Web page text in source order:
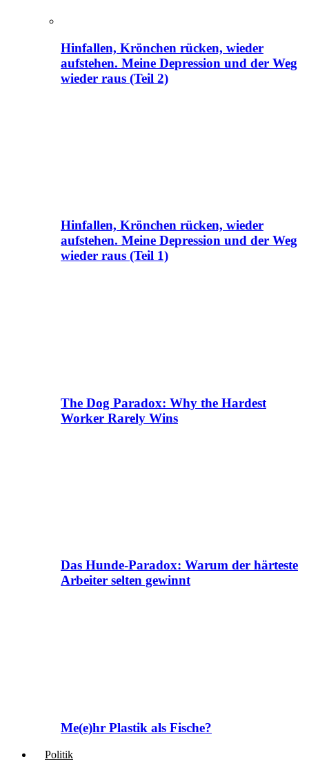
Hinfallen, Krönchen rücken, wieder
aufstehen. Meine Depression und der Weg
wieder raus (Teil 2)
Hinfallen, Krönchen rücken, wieder
aufstehen. Meine Depression und der Weg
wieder raus (Teil 1)
The Dog Paradox: Why the Hardest
Worker Rarely Wins
Das Hunde-Paradox: Warum der härteste
Arbeiter selten gewinnt
Me(e)hr Plastik als Fische?
Politik